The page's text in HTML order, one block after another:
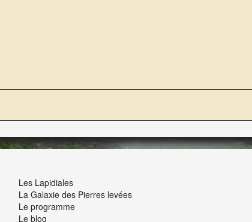
Les Lapidiales
La Galaxie des Pierres levées
Le programme
Le blog